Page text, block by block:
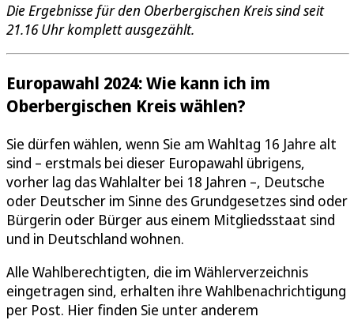
Die Ergebnisse für den Oberbergischen Kreis sind seit
21.16 Uhr komplett ausgezählt.
Europawahl 2024: Wie kann ich im
Oberbergischen Kreis wählen?
Sie dürfen wählen, wenn Sie am Wahltag 16 Jahre alt
sind – erstmals bei dieser Europawahl übrigens,
vorher lag das Wahlalter bei 18 Jahren –, Deutsche
oder Deutscher im Sinne des Grundgesetzes sind oder
Bürgerin oder Bürger aus einem Mitgliedsstaat sind
und in Deutschland wohnen.
Alle Wahlberechtigten, die im Wählerverzeichnis
eingetragen sind, erhalten ihre Wahlbenachrichtigung
per Post. Hier finden Sie unter anderem